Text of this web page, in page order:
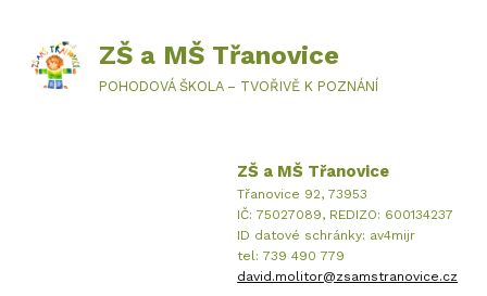
ZŠ a MŠ Třanovice
POHODOVÁ ŠKOLA – TVOŘIVĚ K POZNÁNÍ
ZŠ a MŠ Třanovice
Třanovice 92, 73953
IČ: 75027089, REDIZO: 600134237
ID datové schránky: av4mijr
tel: 739 490 779
david.molitor@zsamstranovice.cz